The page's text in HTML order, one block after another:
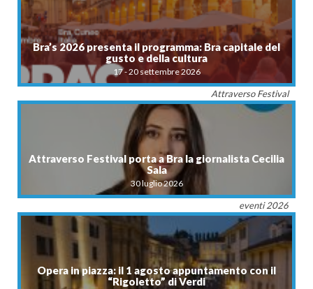
Bra’s 2026 presenta il programma: Bra capitale del
gusto e della cultura
17 - 20 settembre 2026
Attraverso Festival
Attraverso Festival porta a Bra la giornalista Cecilia
Sala
30 luglio 2026
eventi 2026
Opera in piazza: il 1 agosto appuntamento con il
“Rigoletto” di Verdi